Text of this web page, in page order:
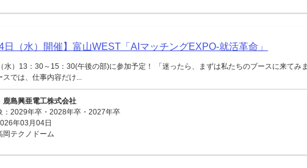
4日（水）開催】富山WEST「AIマッチングEXPO-就活革命」
水）13：30～15：30(午後の部)に参加予定！ 「迷ったら、まずは私たちのブースに来てみ
スでは、仕事内容だけ...
鹿島興亜電工株式会社
：2029年卒・2028年卒・2027年卒
年03月04日
岡テクノドーム